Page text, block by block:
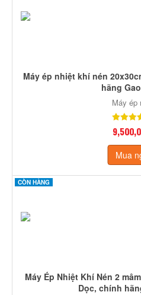
Máy ép nhiệt khí nén
hãng
Máy ép
Mua
CÒN HÀNG
Máy Ép Nhiệt Khí Nén 2
Dọc, chính